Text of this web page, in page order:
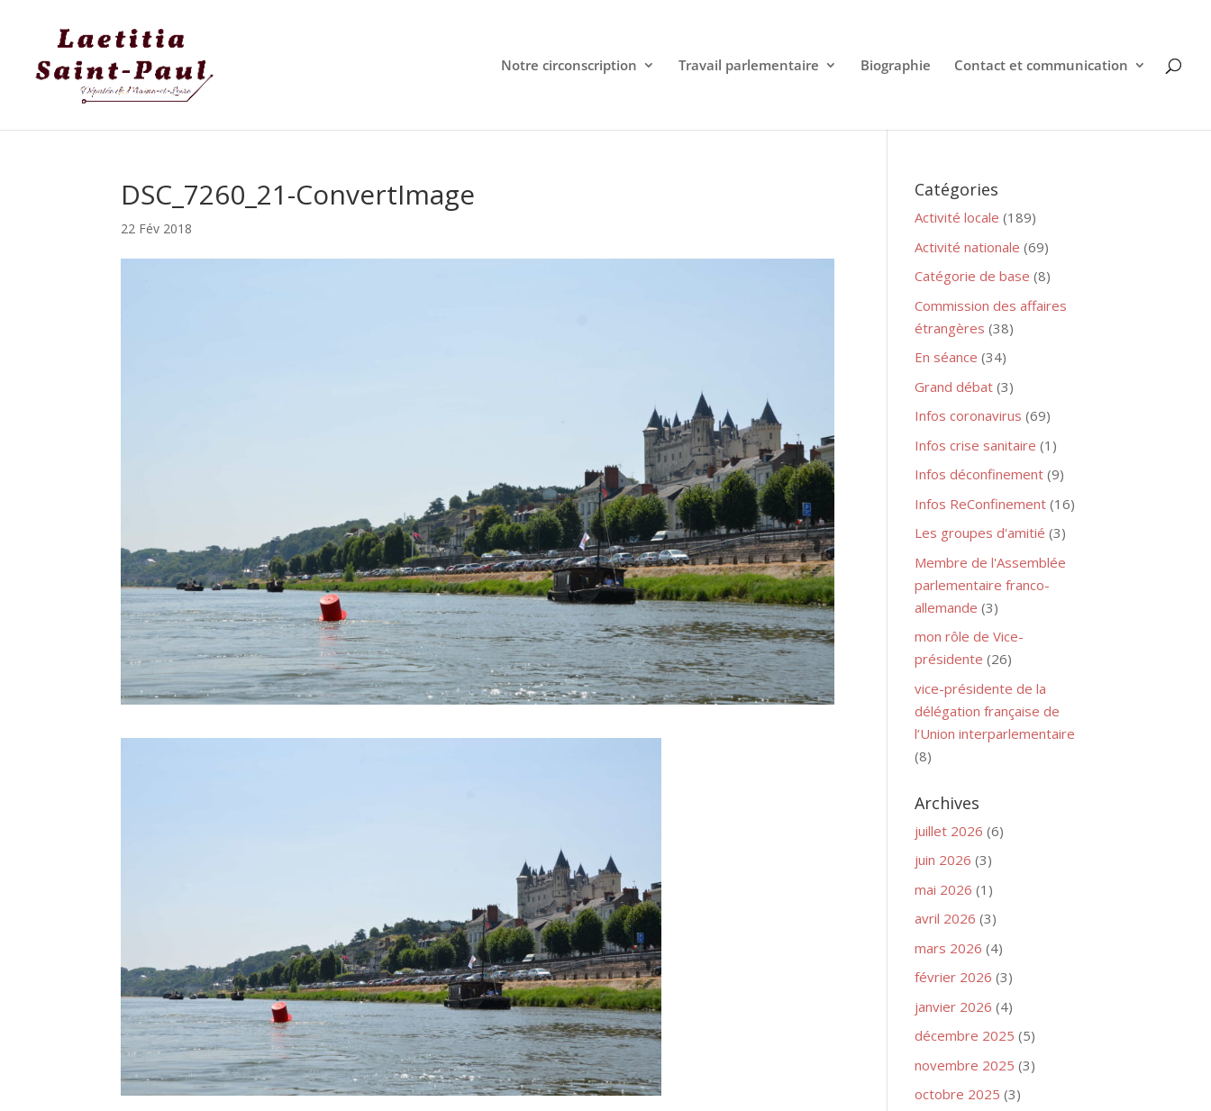
Notre circonscription Travail parlementaire Biographie Contact et communication
DSC_7260_21-ConvertImage
22 Fév 2018
Catégories
Activité locale (189)
Activité nationale (69)
Catégorie de base (8)
Commission des affaires
étrangères (38)
En séance (34)
Grand débat (3)
Infos coronavirus (69)
Infos crise sanitaire (1)
Infos déconfinement (9)
Infos ReConfinement (16)
Les groupes d'amitié (3)
Membre de l'Assemblée
parlementaire franco-
allemande (3)
mon rôle de Vice-
présidente (26)
vice-présidente de la
délégation française de
l’Union interparlementaire
(8)
Archives
juillet 2026 (6)
juin 2026 (3)
mai 2026 (1)
avril 2026 (3)
mars 2026 (4)
février 2026 (3)
janvier 2026 (4)
décembre 2025 (5)
novembre 2025 (3)
octobre 2025 (3)